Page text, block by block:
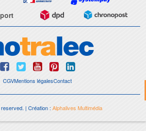
CGVMentions légalesContact
| Création :Alphalives Multimédia